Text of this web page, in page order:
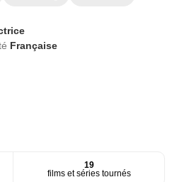
Française
19
films et séries tournés